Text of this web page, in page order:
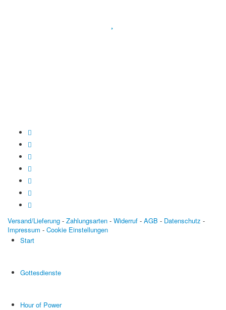
Versand/Lieferung - Zahlungsarten - Widerruf - AGB - Datenschutz -
Impressum - Cookie Einstellungen
Start
Gottesdienste
Hour of Power